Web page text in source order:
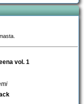
vol. 1